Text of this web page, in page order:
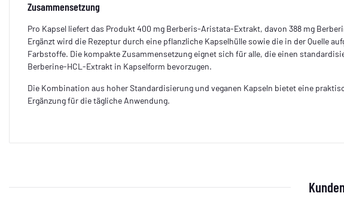
Zusammensetzung
Pro Kapsel liefert das Produkt 400 mg Berberis-Aristata-Extrakt, davon 388 mg
Ergänzt wird die Rezeptur durch eine pflanzliche Kapselhülle sowie die in der Quelle
Farbstoffe. Die kompakte Zusammensetzung eignet sich für alle, die einen
Berberine-HCL-Extrakt in Kapselform bevorzugen.
Die Kombination aus hoher Standardisierung und veganen Kapseln bietet eine
Ergänzung für die tägliche Anwendung.